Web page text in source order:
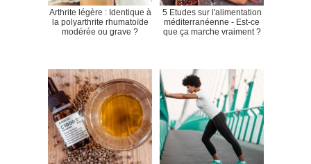
Arthrite légère : Identique à
la polyarthrite rhumatoïde
modérée ou grave ?
5 Etudes sur l'alimentation
méditerranéenne - Est-ce
que ça marche vraiment ?